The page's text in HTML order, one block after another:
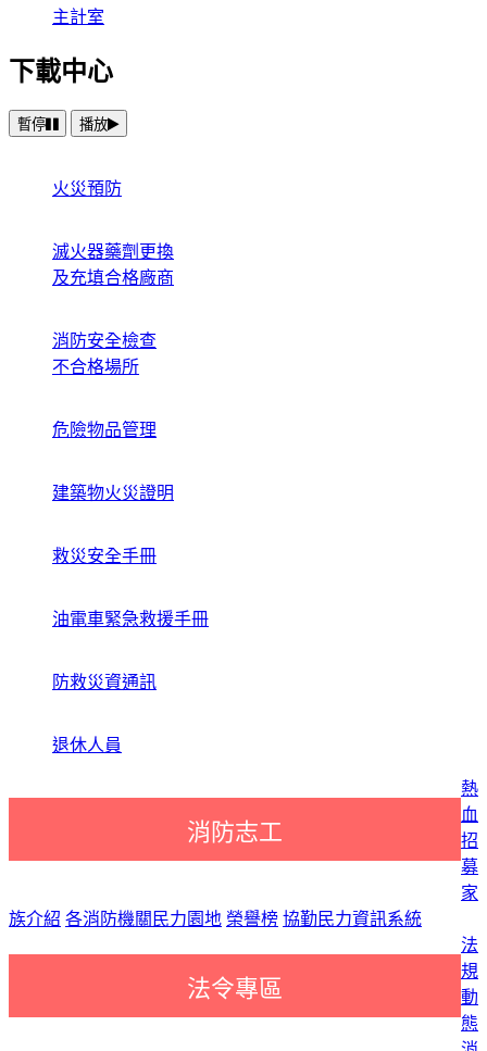
主計室
下載中心
暫停 播放
火災預防
滅火器藥劑更換
及充填合格廠商
消防安全檢查
不合格場所
危險物品管理
建築物火災證明
救災安全手冊
油電車緊急救援手冊
防救災資通訊
退休人員
消防志工
熱
血
招
募
家
族介紹 各消防機關民力園地 榮譽榜 協勤民力資訊系統
法令專區
法
規
動
態